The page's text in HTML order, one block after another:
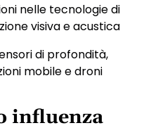
nelle tecnologie di
visiva e acustica
di profondità,
mobile e droni
influenza